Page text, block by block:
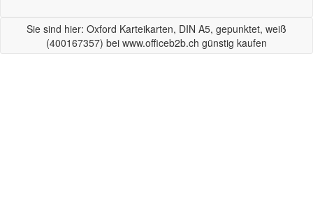
Sie sind hier: Oxford Karteikarten, DIN A5, gepunktet, weiß
(400167357) bei www.officeb2b.ch günstig kaufen